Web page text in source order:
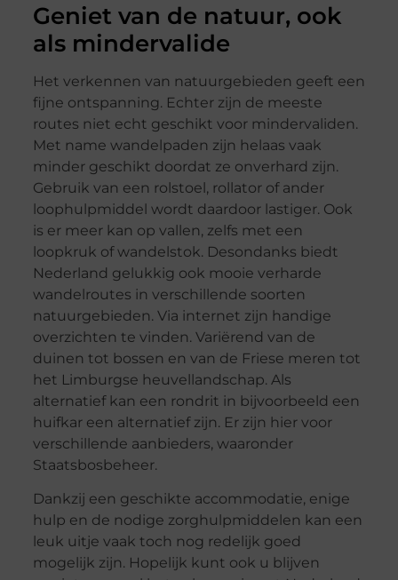
Geniet van de natuur, ook
als mindervalide
Het verkennen van natuurgebieden geeft een
fijne ontspanning. Echter zijn de meeste
routes niet echt geschikt voor mindervaliden.
Met name wandelpaden zijn helaas vaak
minder geschikt doordat ze onverhard zijn.
Gebruik van een rolstoel, rollator of ander
loophulpmiddel wordt daardoor lastiger. Ook
is er meer kan op vallen, zelfs met een
loopkruk of wandelstok. Desondanks biedt
Nederland gelukkig ook mooie verharde
wandelroutes in verschillende soorten
natuurgebieden. Via internet zijn handige
overzichten te vinden. Variërend van de
duinen tot bossen en van de Friese meren tot
het Limburgse heuvellandschap. Als
alternatief kan een rondrit in bijvoorbeeld een
huifkar een alternatief zijn. Er zijn hier voor
verschillende aanbieders, waaronder
Staatsbosbeheer.
Dankzij een geschikte accommodatie, enige
hulp en de nodige zorghulpmiddelen kan een
leuk uitje vaak toch nog redelijk goed
mogelijk zijn. Hopelijk kunt ook u blijven